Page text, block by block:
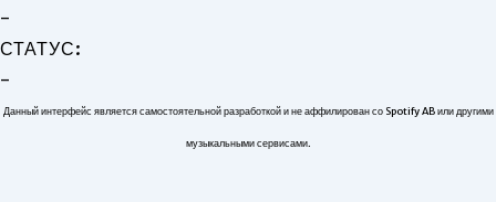
-
СТАТУС:
-
Данный интерфейс является самостоятельной разработкой и не аффилирован со Spotify AB или другими
музыкальными сервисами.